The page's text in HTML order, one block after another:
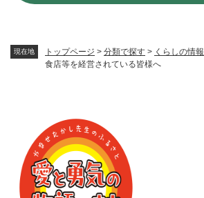
現在地 トップページ > 分類で探す > くらしの情報
食店等を経営されている皆様へ